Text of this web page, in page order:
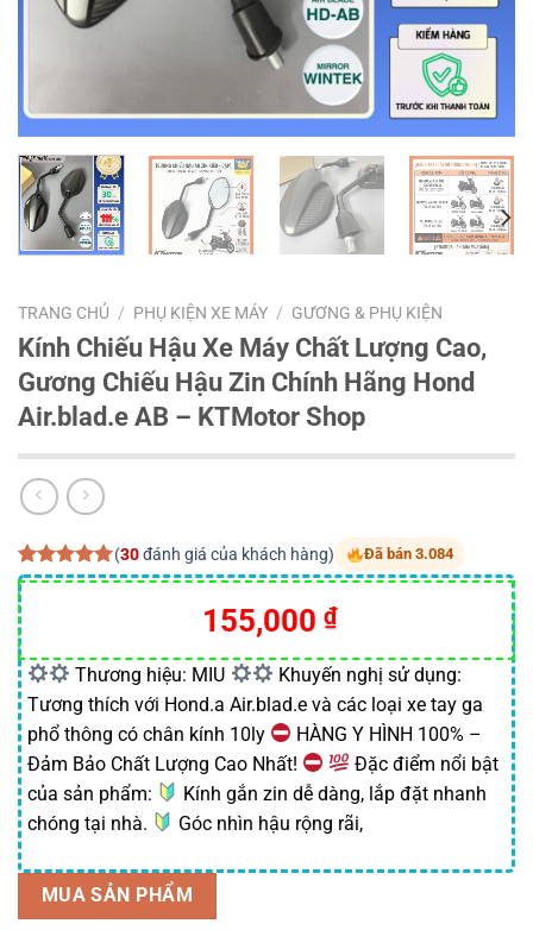
TRANG CHỦ / PHỤ KIỆN XE MÁY / GƯƠNG & PHỤ KIỆN
Kính Chiếu Hậu Xe Máy Chất Lượng Cao,
Gương Chiếu Hậu Zin Chính Hãng Hond
Air.blad.e AB – KTMotor Shop
5.00trên 5
dựa trên
30
đánh giá
(30đánh giá của khách hàng) Đã bán 3.084
155,000 ₫
Thương hiệu: MIU
Khuyến nghị sử dụng:
Tương thích với Hond.a Air.blad.e và các loại xe tay ga
phổ thông có chân kính 10ly
HÀNG Y HÌNH 100% –
Đảm Bảo Chất Lượng Cao Nhất!
Đặc điểm nổi bật
của sản phẩm:
Kính gắn zin dễ dàng, lắp đặt nhanh
chóng tại nhà.
Góc nhìn hậu rộng rãi,
MUA SẢN PHẨM